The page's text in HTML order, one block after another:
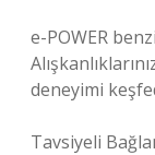
e-POWER
deneyimi
Tavsiyeli